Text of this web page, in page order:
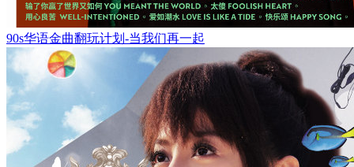
90s华语金曲翻玩计划-当我们再一起